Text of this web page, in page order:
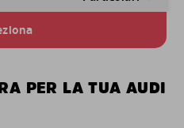
PER LA TUA AUDI